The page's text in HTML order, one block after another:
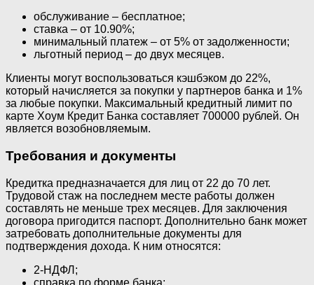
обслуживание – бесплатное;
ставка – от 10.90%;
минимальный платеж – от 5% от задолженности;
льготный период – до двух месяцев.
Клиенты могут воспользоваться кэшбэком до 22%,
который начисляется за покупки у партнеров банка и 1%
за любые покупки. Максимальный кредитный лимит по
карте Хоум Кредит Банка составляет 700000 рублей. Он
является возобновляемым.
Требования и документы
Кредитка предназначается для лиц от 22 до 70 лет.
Трудовой стаж на последнем месте работы должен
составлять не меньше трех месяцев. Для заключения
договора пригодится паспорт. Дополнительно банк может
затребовать дополнительные документы для
подтверждения дохода. К ним относятся:
2-НДФЛ;
справка по форме банка;